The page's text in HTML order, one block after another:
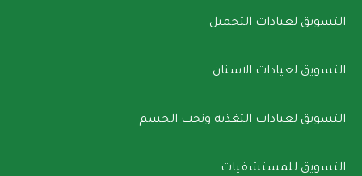
التسويق لعيادات التجمبل
التسويق لعيادات الاسنان
التسويق لعيادات التغذيه ونحت الجسم
التسويق للمستشفيات